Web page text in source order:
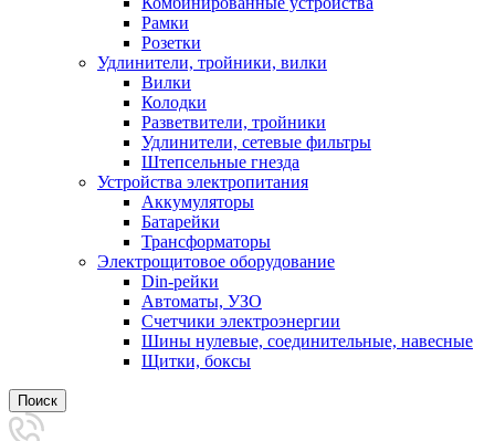
Рамки
Розетки
Удлинители, тройники, вилки
Вилки
Колодки
Разветвители, тройники
Удлинители, сетевые фильтры
Штепсельные гнезда
Устройства электропитания
Аккумуляторы
Батарейки
Трансформаторы
Электрощитовое оборудование
Din-рейки
Автоматы, УЗО
Счетчики электроэнергии
Шины нулевые, соединительные, навесные
Щитки, боксы
Поиск